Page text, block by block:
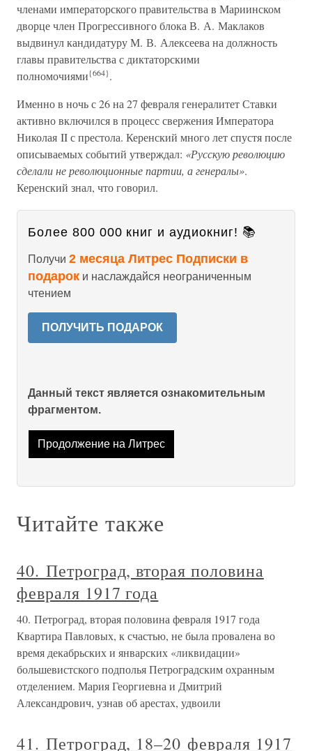
членами императорского правительства в Мариинском
дворце член Прогрессивного блока В. А. Маклаков
выдвинул кандидатуру М. В. Алексеева на должность
главы правительства с диктаторскими
полномочиями{664}.
Именно в ночь с 26 на 27 февраля генералитет Ставки
активно включился в процесс свержения Императора
Николая II с престола. Керенский много лет спустя после
описываемых событий утверждал: «Русскую революцию
сделали не революционные партии, а генералы».
Керенский знал, что говорил.
Более 800 000 книг и аудиокниг! 📚
Получи 2 месяца Литрес Подписки в
подарок и наслаждайся неограниченным
чтением
ПОЛУЧИТЬ ПОДАРОК
Данный текст является ознакомительным
фрагментом.
Продолжение на Литрес
Читайте также
40. Петроград, вторая половина
февраля 1917 года
40. Петроград, вторая половина февраля 1917 года
Квартира Павловых, к счастью, не была провалена во
время декабрьских и январских «ликвидации»
большевистского подполья Петроградским охранным
отделением. Мария Георгиевна и Дмитрий
Александрович, узнав об арестах, удвоили
41. Петроград, 18–20 февраля 1917